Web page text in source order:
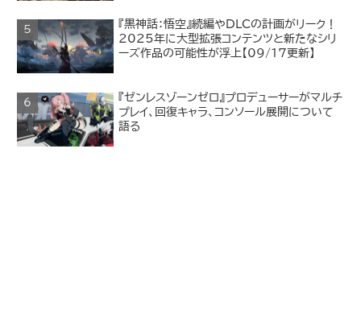
『黒神話：悟空』続編やDLCの計画がリーク！
2025年に大型拡張コンテンツと新たなシリ
ーズ作品の可能性が浮上【09/17更新】
『ゼンレスゾーンゼロ』プロデューサーがマルチ
プレイ、回復キャラ、コンソール展開について
語る